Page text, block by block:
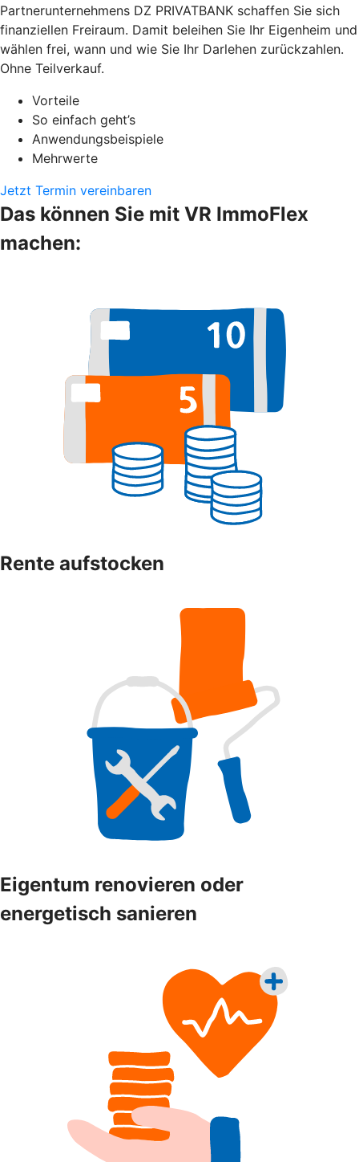
Partnerunternehmens DZ PRIVATBANK schaffen Sie sich
finanziellen Freiraum. Damit beleihen Sie Ihr Eigenheim und
wählen frei, wann und wie Sie Ihr Darlehen zurückzahlen.
Ohne Teilverkauf.
Vorteile
So einfach geht’s
Anwendungsbeispiele
Mehrwerte
Jetzt Termin vereinbaren
Das können Sie mit VR ImmoFlex
machen:
Rente aufstocken
Eigentum renovieren oder
energetisch sanieren